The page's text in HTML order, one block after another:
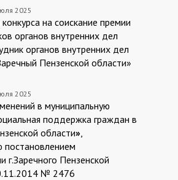
2025
на соискание премии
органов внутренних дел
органов внутренних дел
Пензенской области»
2025
в муниципальную
поддержка граждан в
области»
постановлением
г.Заречного Пензенской
№ 2476